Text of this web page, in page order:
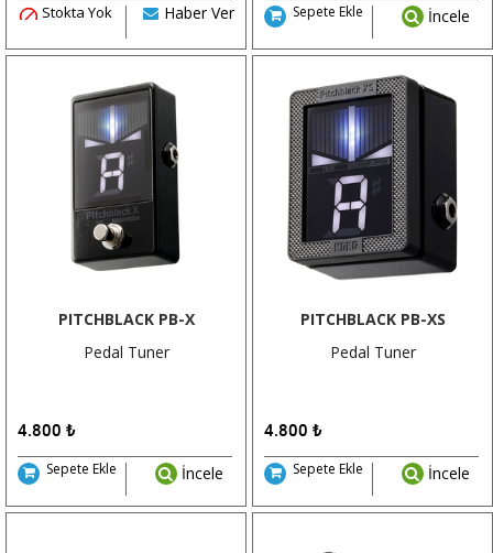
Stokta Yok
Haber Ver Sepete Ekle İncele
PITCHBLACK PB-X
Pedal Tuner
4.800 ₺
Sepete Ekle İncele
PITCHBLACK PB-XS
Pedal Tuner
4.800 ₺
Sepete Ekle İncele